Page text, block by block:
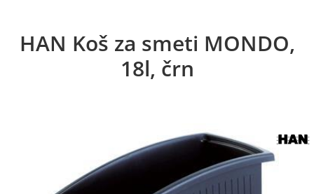
HAN Koš za smeti MONDO,
18l, črn